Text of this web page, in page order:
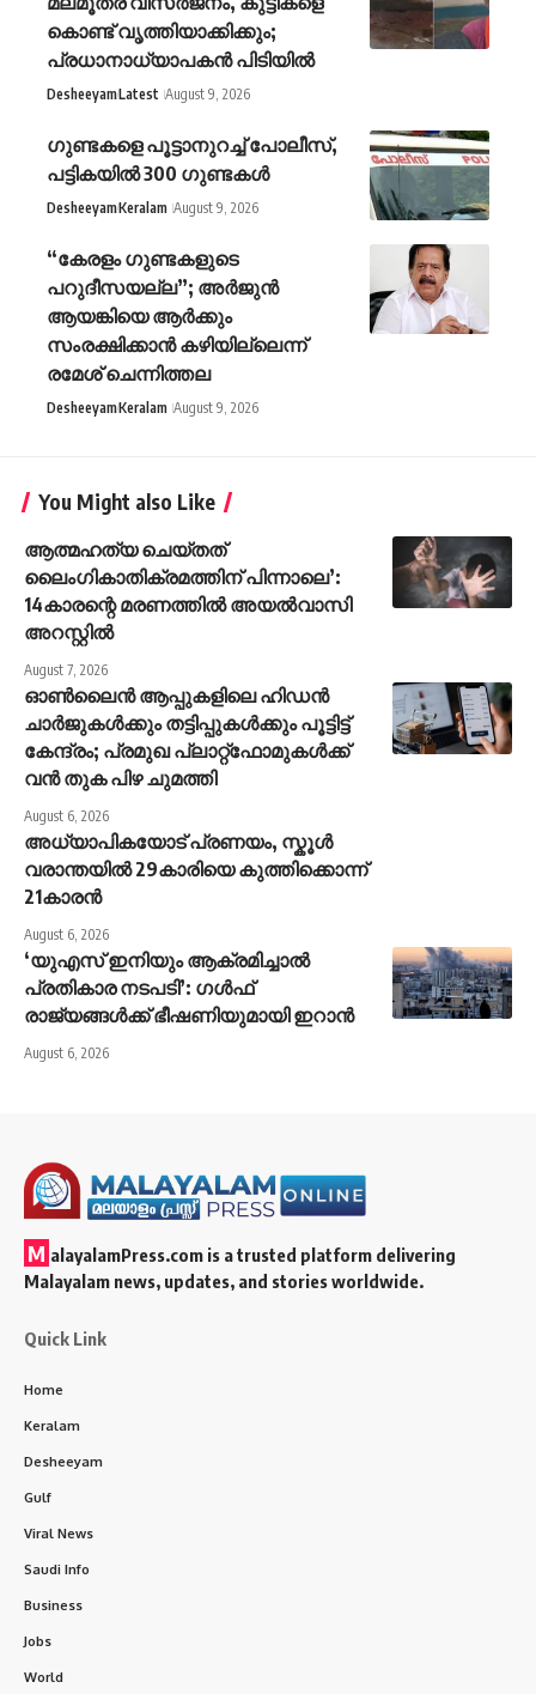
കൊണ്ട് വൃത്തിയാക്കിക്കും;
പ്രധാനാധ്യാപകൻ പിടിയിൽ
DesheeyamLatest August 9, 2026
ഗുണ്ടകളെ പൂട്ടാനുറച്ച് പോലീസ്,
പട്ടികയിൽ 300 ഗുണ്ടകൾ
DesheeyamKeralam August 9, 2026
“കേരളം ഗുണ്ടകളുടെ
പറുദീസയല്ല”; അർജുൻ
ആയങ്കിയെ ആർക്കും
സംരക്ഷിക്കാൻ കഴിയില്ലെന്ന്
രമേശ് ചെന്നിത്തല
DesheeyamKeralam August 9, 2026
You Might also Like
ആത്മഹത്യ ചെയ്തത്
ലൈംഗികാതിക്രമത്തിന് പിന്നാലെ’:
14കാരന്റെ മരണത്തിൽ അയൽവാസി
അറസ്റ്റിൽ
August 7, 2026
ഓൺലൈൻ ആപ്പുകളിലെ ഹിഡൻ
ചാർജുകൾക്കും തട്ടിപ്പുകൾക്കും പൂട്ടിട്ട്
കേന്ദ്രം; പ്രമുഖ പ്ലാറ്റ്‌ഫോമുകൾക്ക്
വൻ തുക പിഴ ചുമത്തി
August 6, 2026
അധ്യാപികയോട് പ്രണയം, സ്കൂൾ
വരാന്തയിൽ 29കാരിയെ കുത്തിക്കൊന്ന്
21കാരൻ
August 6, 2026
‘യുഎസ് ഇനിയും ആക്രമിച്ചാൽ
പ്രതികാര നടപടി’: ഗൾഫ്
രാജ്യങ്ങൾക്ക് ഭീഷണിയുമായി ഇറാൻ
August 6, 2026
M alayalamPress.com is a trusted platform delivering
Malayalam news, updates, and stories worldwide.
Quick Link
Home
Keralam
Desheeyam
Gulf
Viral News
Saudi Info
Business
Jobs
World